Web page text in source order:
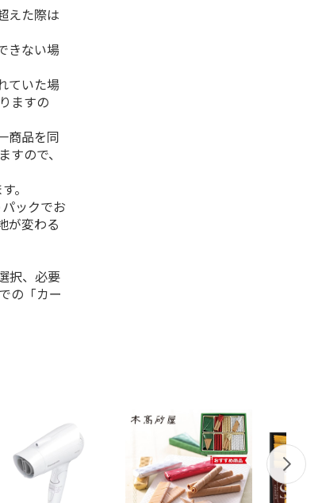
えた際は
きない場
ていた場
ますの
商品を同
ので、
。
ックでお
が変わる
択、必要
の「カー